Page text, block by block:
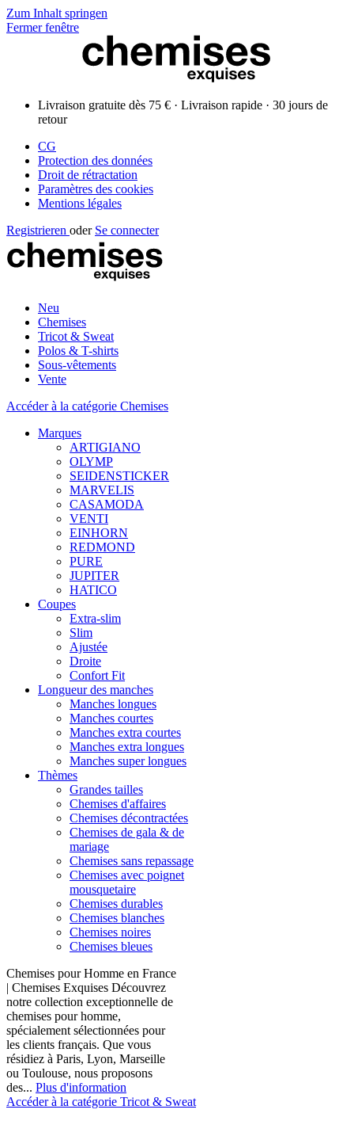
Zum Inhalt springen
Fermer fenêtre
Livraison gratuite dès 75 € · Livraison rapide · 30 jours de
retour
CG
Protection des données
Droit de rétractation
Paramètres des cookies
Mentions légales
Registrieren oder Se connecter
Neu
Chemises
Tricot & Sweat
Polos & T-shirts
Sous-vêtements
Vente
Accéder à la catégorie Chemises
Marques
ARTIGIANO
OLYMP
SEIDENSTICKER
MARVELIS
CASAMODA
VENTI
EINHORN
REDMOND
PURE
JUPITER
HATICO
Coupes
Extra-slim
Slim
Ajustée
Droite
Confort Fit
Longueur des manches
Manches longues
Manches courtes
Manches extra courtes
Manches extra longues
Manches super longues
Thèmes
Grandes tailles
Chemises d'affaires
Chemises décontractées
Chemises de gala & de
mariage
Chemises sans repassage
Chemises avec poignet
mousquetaire
Chemises durables
Chemises blanches
Chemises noires
Chemises bleues
Chemises pour Homme en France
| Chemises Exquises Découvrez
notre collection exceptionnelle de
chemises pour homme,
spécialement sélectionnées pour
les clients français. Que vous
résidiez à Paris, Lyon, Marseille
ou Toulouse, nous proposons
des... Plus d'information
Accéder à la catégorie Tricot & Sweat